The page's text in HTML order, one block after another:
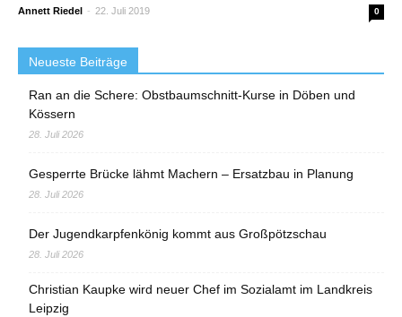
Annett Riedel - 22. Juli 2019 0
Neueste Beiträge
Ran an die Schere: Obstbaumschnitt-Kurse in Döben und
Kössern
28. Juli 2026
Gesperrte Brücke lähmt Machern – Ersatzbau in Planung
28. Juli 2026
Der Jugendkarpfenkönig kommt aus Großpötzschau
28. Juli 2026
Christian Kaupke wird neuer Chef im Sozialamt im Landkreis
Leipzig